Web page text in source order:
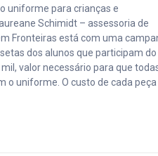
uniforme para crianças e
Schimidt – assessoria de
Fronteiras está com uma
dos alunos que participam do
valor necessário para que
o uniforme. O custo de cada peça